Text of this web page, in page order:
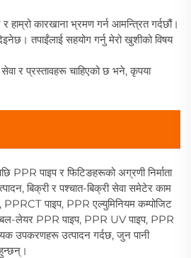
र हाम्रो कारखाना भ्रमण गर्न आमन्त्रित गर्दछौं।
तपाईंलाई सहयोग गर्नु मेरो खुशीको विषय
र प्रस्तावहरू चाहिएको छ भने, कृपया
PPR पाइप र फिटिङहरूको अग्रणी निर्माता
बिक्री र पश्चात-बिक्री सेवा समेटेर काम
पाइप, PPR एल्युमिनियम कम्पोजिट
लेयर PPR पाइप, PPR UV पाइप, PPR
उपकरणहरू उत्पादन गर्दछ, जुन पानी